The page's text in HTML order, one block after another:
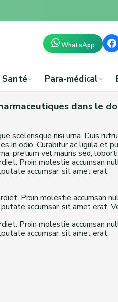
WhatsApp
Santé Para-médical
dans le
scelerisque nisi urna. Duis
in odio. Curabitur ac ligula et
pretium vel mauris sed,
Proin molestie accumsan
accumsan sit amet erat.
Proin molestie accumsan
accumsan sit amet erat.
Proin molestie accumsan
accumsan sit amet erat.